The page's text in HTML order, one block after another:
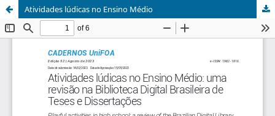
Atividades lúdicas no Ensino Médio